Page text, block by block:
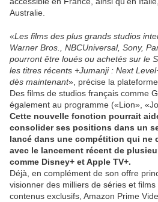
Australie.
«Les films des plus grands studios
Warner Bros., NBCUniversal, Sony,
pourront être loués ou achetés sur le
les titres récents +Jumanji : Next
dès maintenant», précise la
Des films de studios français comme
également au programme («Lion»,
Cette nouvelle fonction pourrait
consolider ses positions dans un
lancé dans une compétition qui ne
avec le lancement récent de
comme Disney+ et Apple TV+.
Déjà, en complément de son offre
visionner des milliers de séries et
contenus exclusifs, Amazon Prime